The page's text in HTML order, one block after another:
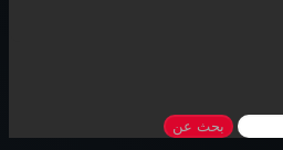
بحث عن